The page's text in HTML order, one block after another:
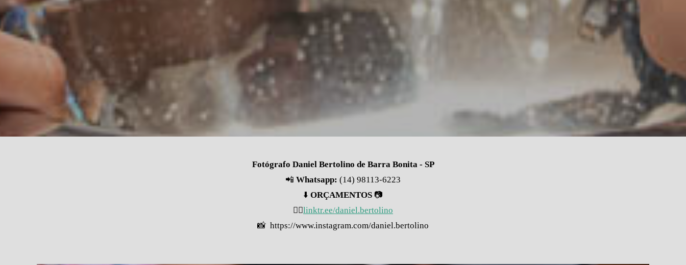
Fotógrafo Daniel Bertolino de Barra Bonita - SP
📲 Whatsapp: (14) 98113-6223
⬇️ ORÇAMENTOS 📷
👇🏽linktr.ee/daniel.bertolino
📸 https://www.instagram.com/daniel.bertolino